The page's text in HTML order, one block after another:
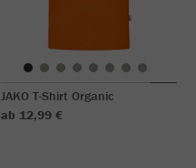
JAKO T-Shirt Organic
ab 12,99 €